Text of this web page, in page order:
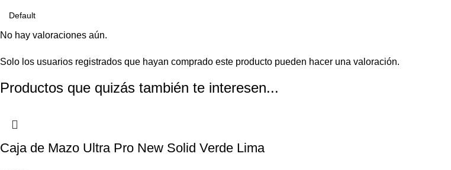
No hay valoraciones aún.
Solo los usuarios registrados que hayan comprado este producto pueden hacer una valoración.
Productos que quizás también te interesen...
Caja de Mazo Ultra Pro New Solid Verde Lima